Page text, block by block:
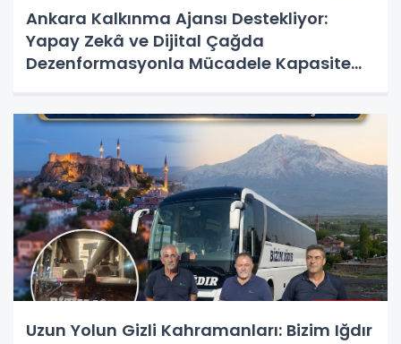
Ankara Kalkınma Ajansı Destekliyor:
Yapay Zekâ ve Dijital Çağda
Dezenformasyonla Mücadele Kapasite
Uzun Yolun Gizli Kahramanları: Bizim Iğdır